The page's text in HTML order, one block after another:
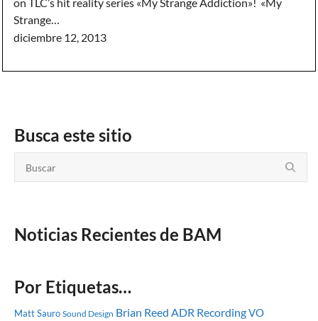
Strange…
diciembre 12, 2013
Busca este sitio
Noticias Recientes de BAM
Por Etiquetas…
Matt Sauro Sound Design Brian Reed ADR RecordingVO